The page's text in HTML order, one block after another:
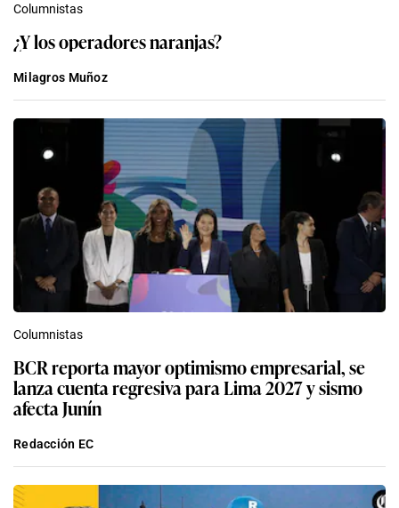
Columnistas
¿Y los operadores naranjas?
Milagros Muñoz
Columnistas
BCR reporta mayor optimismo empresarial, se
lanza cuenta regresiva para Lima 2027 y sismo
afecta Junín
Redacción EC